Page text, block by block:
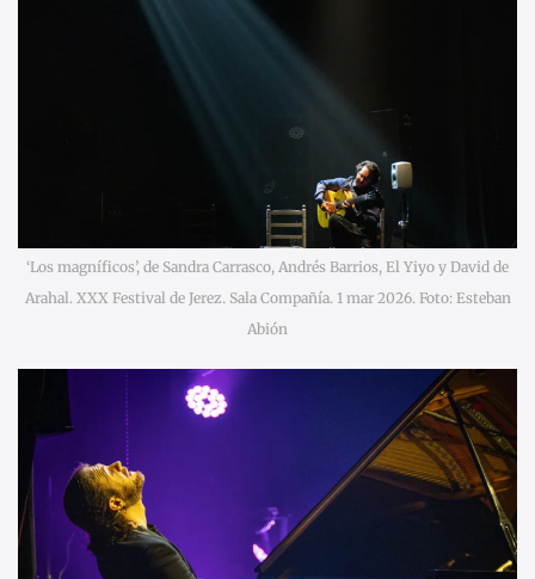
‘Los magníficos’, de Sandra Carrasco, Andrés Barrios, El Yiyo y David de
Arahal. XXX Festival de Jerez. Sala Compañía. 1 mar 2026. Foto: Esteban
Abión